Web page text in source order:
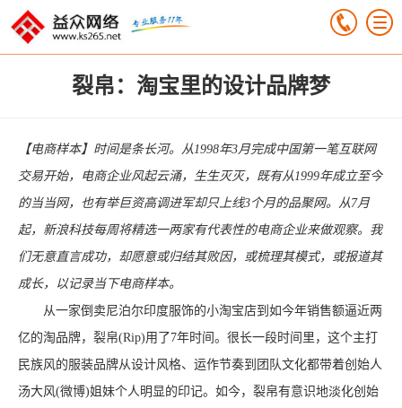
裂帛：淘宝里的设计品牌梦
【电商样本】时间是条长河。从1998年3月完成中国第一笔互联网
交易开始，电商企业风起云涌，生生灭灭，既有从1999年成立至今
的当当网，也有举巨资高调进军却只上线3个月的品聚网。从7月
起，新浪科技每周将精选一两家有代表性的电商企业来做观察。我
们无意直言成功，却愿意或归结其败因，或梳理其模式，或报道其
成长，以记录当下电商样本。
从一家倒卖尼泊尔印度服饰的小淘宝店到如今年销售额逼近两
亿的淘品牌，裂帛(Rip)用了7年时间。很长一段时间里，这个主打
民族风的服装品牌从设计风格、运作节奏到团队文化都带着创始人
汤大风(微博)姐妹个人明显的印记。如今，裂帛有意识地淡化创始